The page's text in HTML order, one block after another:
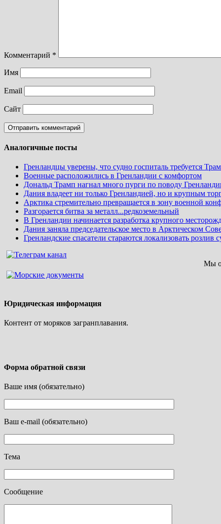
Комментарий *
Имя
Email
Сайт
Аналогичные посты
Гренландцы уверены, что судно госпиталь требуется
Военные расположились в Гренландии с комфортом
Дональд Трамп нагнал много пурги по поводу
Дания владеет ни только Гренландией, но и крупным
Арктика стремительно превращается в зону военной
Разгорается битва за металл...редкоземельный
В Гренландии начинается разработка крупного
Дания заняла председательское место в Арктическом
Гренландские спасатели стараются локализовать розлив
Мы
Юридическая информация
Контент от моряков загранплавания.
Форма обратной связи
Ваше имя (обязательно)
Ваш e-mail (обязательно)
Тема
Сообщение